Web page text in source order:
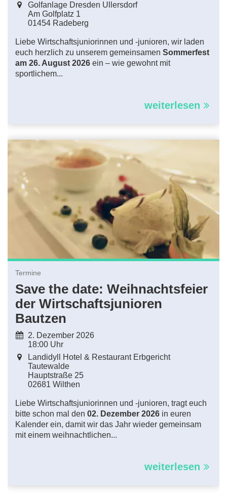
Golfanlage Dresden Ullersdorf
Am Golfplatz 1
01454 Radeberg
Liebe Wirtschaftsjuniorinnen und -junioren, wir laden
euch herzlich zu unserem gemeinsamen Sommerfest
am 26. August 2026 ein – wie gewohnt mit
sportlichem...
weiterlesen
Termine
Save the date: Weihnachtsfeier
der Wirtschaftsjunioren
Bautzen
2. Dezember 2026
18:00 Uhr
Landidyll Hotel & Restaurant Erbgericht
Tautewalde
Hauptstraße 25
02681 Wilthen
Liebe Wirtschaftsjuniorinnen und -junioren, tragt euch
bitte schon mal den 02. Dezember 2026 in euren
Kalender ein, damit wir das Jahr wieder gemeinsam
mit einem weihnachtlichen...
weiterlesen